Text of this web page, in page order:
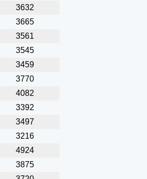
3632
3665
3561
3545
3459
3770
4082
3392
3497
3216
4924
3875